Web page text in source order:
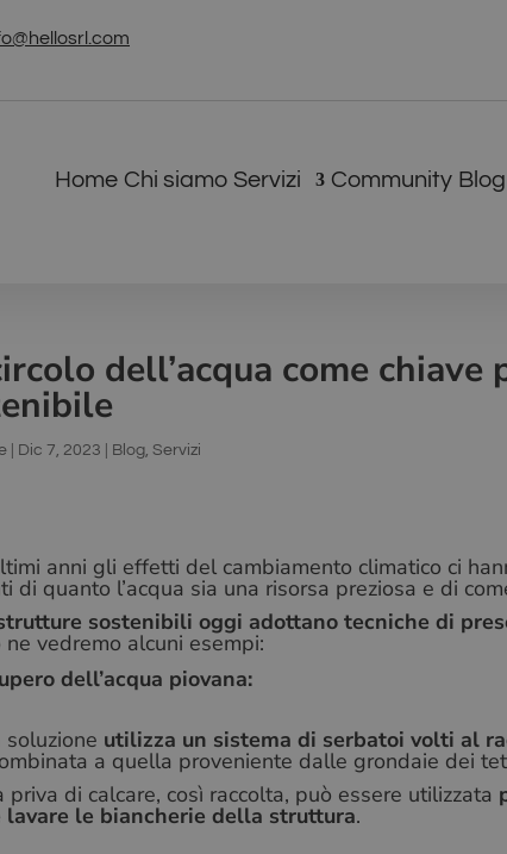
Home Chi siamo Servizi Community Blog
dell’acqua come chiave
Dic 7, 2023 Blog ,Servizi
anni gli effetti del cambiamento climatico ci
di quanto l’acqua sia una risorsa preziosa e di
sostenibili oggi adottano tecniche di
ne vedremo alcuni esempi:
dell’acqua piovana:
soluzione utilizza un sistema di serbatoi volti al
a quella proveniente dalle grondaie dei
priva di calcare, così raccolta, può essere utilizzata
lavare le biancherie della struttura.